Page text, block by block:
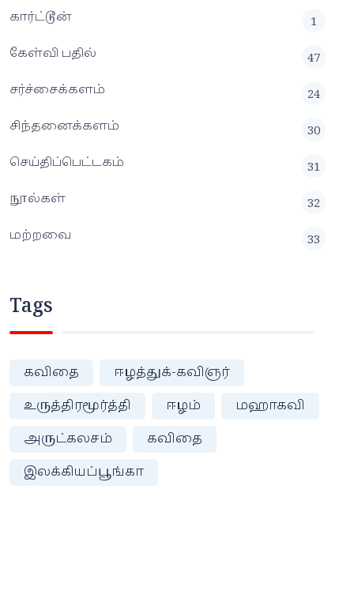
கார்ட்டூன்
1
கேள்வி பதில்
47
சர்ச்சைக்களம்
24
சிந்தனைக்களம்
30
செய்திப்பெட்டகம்
31
நூல்கள்
32
மற்றவை
33
Tags
கவிதை
ஈழத்துக்-கவிஞர்
உருத்திரமூர்த்தி
ஈழம்
மஹாகவி
அருட்கலசம்
கவிதை
இலக்கியப்பூங்கா